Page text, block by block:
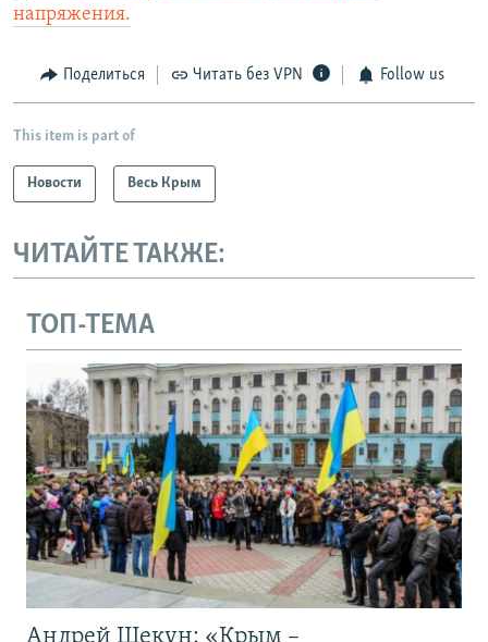
напряжения.
Поделиться Читать без VPN Follow us
This item is part of
Новости Весь Крым
ЧИТАЙТЕ ТАКЖЕ:
ТОП-ТЕМА
Андрей Щекун: «Крым –